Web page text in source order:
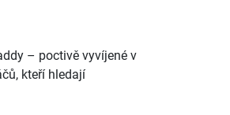
– poctivě vyvíjené v
kteří hledají